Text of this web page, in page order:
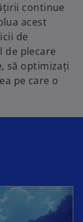
continue
acest
de
plecare
să optimizați
pe care o